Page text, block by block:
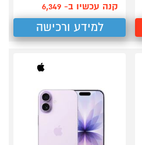
קנה עכשיו ב- 6,349
למידע ורכישה